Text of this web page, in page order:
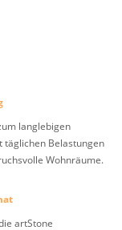
langlebigen
täglichen Belastungen
Wohnräume.
artStone